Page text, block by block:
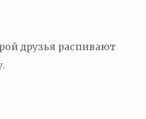
друзья распивают